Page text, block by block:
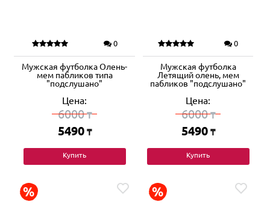
0
Мужская футболка Олень-
мем пабликов типа
"подслушано"
Цена:
6000₸
5490 ₸
Купить
0
Мужская футболка
Летящий олень, мем
пабликов "подслушано"
Цена:
6000₸
5490 ₸
Купить